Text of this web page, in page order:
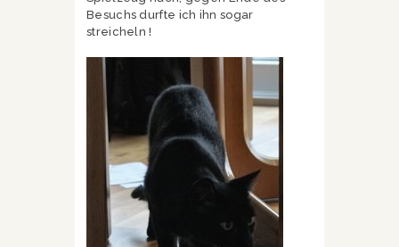
Besuchs durfte ich ihn sogar
streicheln !